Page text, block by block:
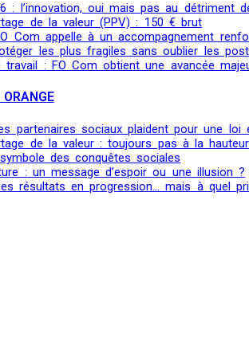
: l’innovation, oui mais pas au détriment
de la valeur (PPV) : 150 € brut
Com appelle à un accompagnement
les plus fragiles sans oublier les
travail : FO Com obtient une avancée
partenaires sociaux plaident pour une loi
de la valeur : toujours pas à la hauteur
des conquêtes sociales
: un message d’espoir ou une illusion ?
résultats en progression… mais à quel